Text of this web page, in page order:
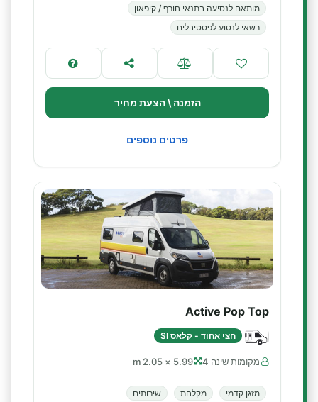
מותאם לנסיעה בתנאי חורף / קיפאון
רשאי לנסוע לפסטיבלים
הזמנה \ הצעת מחיר
פרטים נוספים
Active Pop Top
חצי אחוד - קלאס SI
מקומות שינה 4 5.99 × 2.05 m
מזגן קדמי מקלחת
שירותים